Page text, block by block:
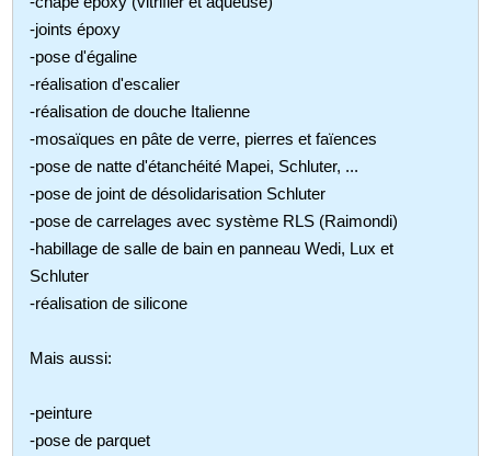
-joints époxy
-pose d'égaline
-réalisation d'escalier
-réalisation de douche Italienne
-mosaïques en pâte de verre, pierres et faïences
-pose de natte d'étanchéité Mapei, Schluter, ...
-pose de joint de désolidarisation Schluter
-pose de carrelages avec système RLS (Raimondi)
-habillage de salle de bain en panneau Wedi, Lux et
Schluter
-réalisation de silicone
Mais aussi:
-peinture
-pose de parquet